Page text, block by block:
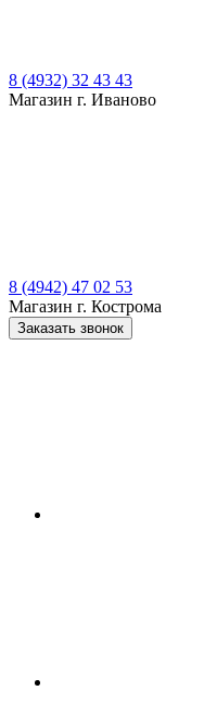
8 (4932) 32 43 43
Магазин г. Иваново
8 (4942) 47 02 53
Магазин г. Кострома
Заказать звонок